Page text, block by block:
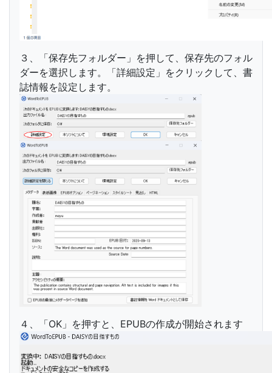
３、「保存先フォルダー」を押して、保存先のフォル
ダーを選択します。「詳細設定」をクリックして、書
誌情報を設定します。
４、「OK」を押すと、EPUBの作成が開始されます